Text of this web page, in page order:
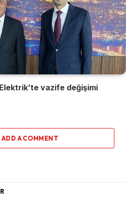
vazife değişimi
ADD A COMMENT